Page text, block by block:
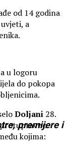
od 14 godina
a
u logoru
do pokopa
Doljani 28.
kojima:
premijere i